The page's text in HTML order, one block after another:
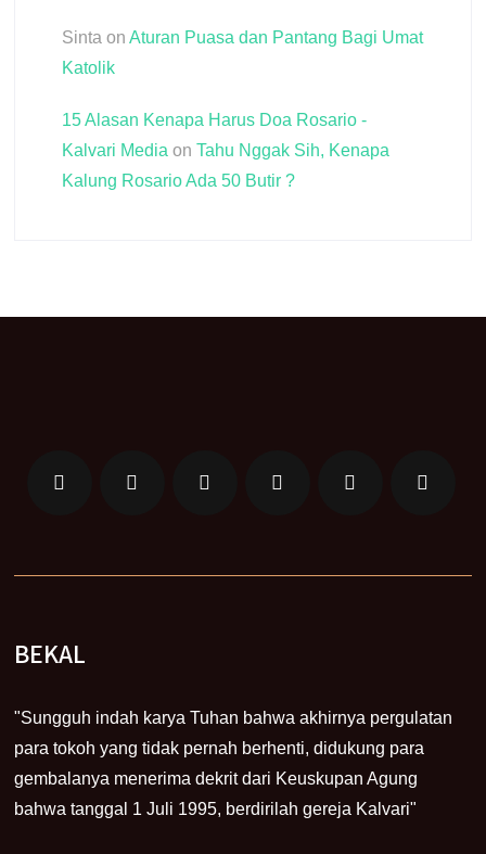
Sinta on Aturan Puasa dan Pantang Bagi Umat
Katolik
15 Alasan Kenapa Harus Doa Rosario -
Kalvari Media on Tahu Nggak Sih, Kenapa
Kalung Rosario Ada 50 Butir ?
BEKAL
"Sungguh indah karya Tuhan bahwa akhirnya pergulatan
para tokoh yang tidak pernah berhenti, didukung para
gembalanya menerima dekrit dari Keuskupan Agung
bahwa tanggal 1 Juli 1995, berdirilah gereja Kalvari"